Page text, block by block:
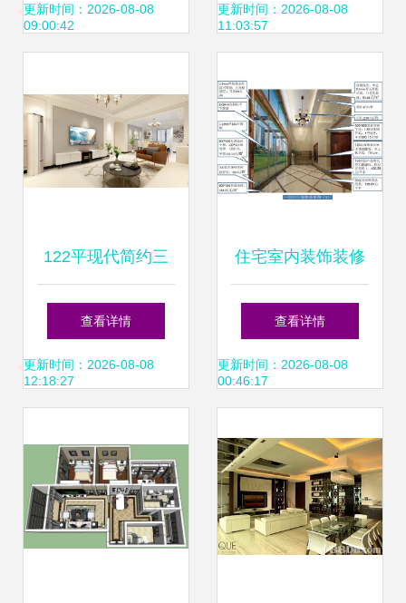
宅室内装饰装修解
更新时间：2026-08-08
09:00:42
问题不怕被忽悠
更新时间：2026-08-08
11:03:57
122平现代简约三
居装修效果案例 平
衡美学与实用性的
查看详情
更新时间：2026-08-08
12:18:27
住宅室内装饰装修
材料说明
查看详情
更新时间：2026-08-08
00:46:17